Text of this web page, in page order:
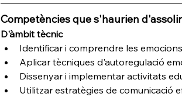
Competències que s'haurien d'assolir
D'àmbit tècnic
Identificar i comprendre les
Aplicar tècniques d'autoregulació
Dissenyar i implementar activitats
Utilitzar estratègies de comunicació